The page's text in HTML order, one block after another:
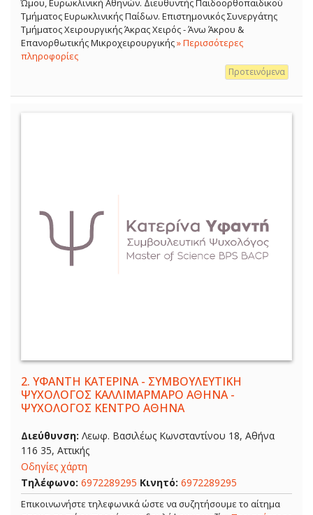
Ώμου, Ευρωκλινική Αθηνών. Διευθυντής Παιδοορθοπαιδικού
Τμήματος Ευρωκλινικής Παίδων. Επιστημονικός Συνεργάτης
Τμήματος Χειρουργικής Άκρας Χειρός - Άνω Άκρου &
Επανορθωτικής Μικροχειρουργικής» Περισσότερες
πληροφορίες
Προτεινόμενα
2. ΥΦΑΝΤΗ ΚΑΤΕΡΙΝΑ - ΣΥΜΒΟΥΛΕΥΤΙΚΗ
ΨΥΧΟΛΟΓΟΣ ΚΑΛΛΙΜΑΡΜΑΡΟ ΑΘΗΝΑ -
ΨΥΧΟΛΟΓΟΣ ΚΕΝΤΡΟ ΑΘΗΝΑ
Διεύθυνση: Λεωφ. Βασιλέως Κωνσταντίνου 18, Αθήνα
116 35, Αττικής
Οδηγίες χάρτη
Τηλέφωνο: 6972289295 Κινητό: 6972289295
Επικοινωνήστε τηλεφωνικά ώστε να συζητήσουμε το αίτημα